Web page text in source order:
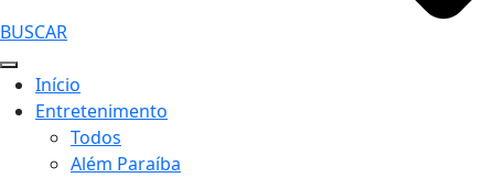
BUSCAR
Início
Entretenimento
Todos
Além Paraíba